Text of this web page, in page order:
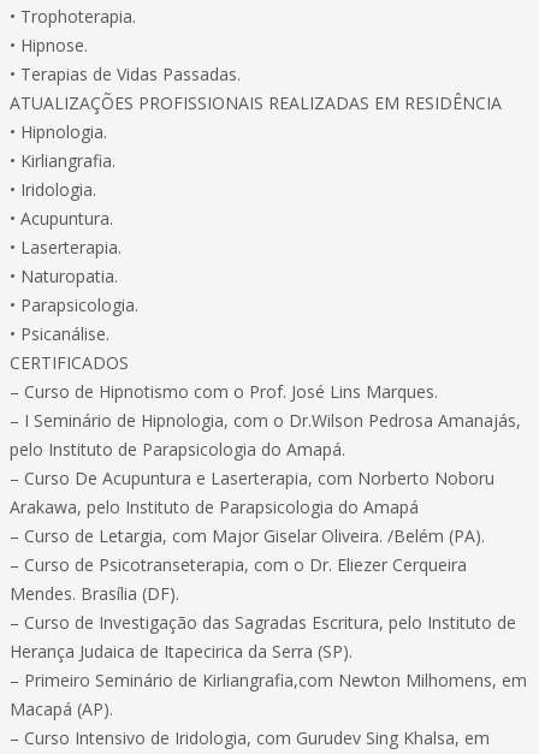
• Trophoterapia.
• Hipnose.
• Terapias de Vidas Passadas.
ATUALIZAÇÕES PROFISSIONAIS REALIZADAS EM RESIDÊNCIA
• Hipnologia.
• Kirliangrafia.
• Iridologia.
• Acupuntura.
• Laserterapia.
• Naturopatia.
• Parapsicologia.
• Psicanálise.
CERTIFICADOS
– Curso de Hipnotismo com o Prof. José Lins Marques.
– I Seminário de Hipnologia, com o Dr.Wilson Pedrosa Amanajás,
pelo Instituto de Parapsicologia do Amapá.
– Curso De Acupuntura e Laserterapia, com Norberto Noboru
Arakawa, pelo Instituto de Parapsicologia do Amapá
– Curso de Letargia, com Major Giselar Oliveira. /Belém (PA).
– Curso de Psicotranseterapia, com o Dr. Eliezer Cerqueira
Mendes. Brasília (DF).
– Curso de Investigação das Sagradas Escritura, pelo Instituto de
Herança Judaica de Itapecirica da Serra (SP).
– Primeiro Seminário de Kirliangrafia,com Newton Milhomens, em
Macapá (AP).
– Curso Intensivo de Iridologia, com Gurudev Sing Khalsa, em